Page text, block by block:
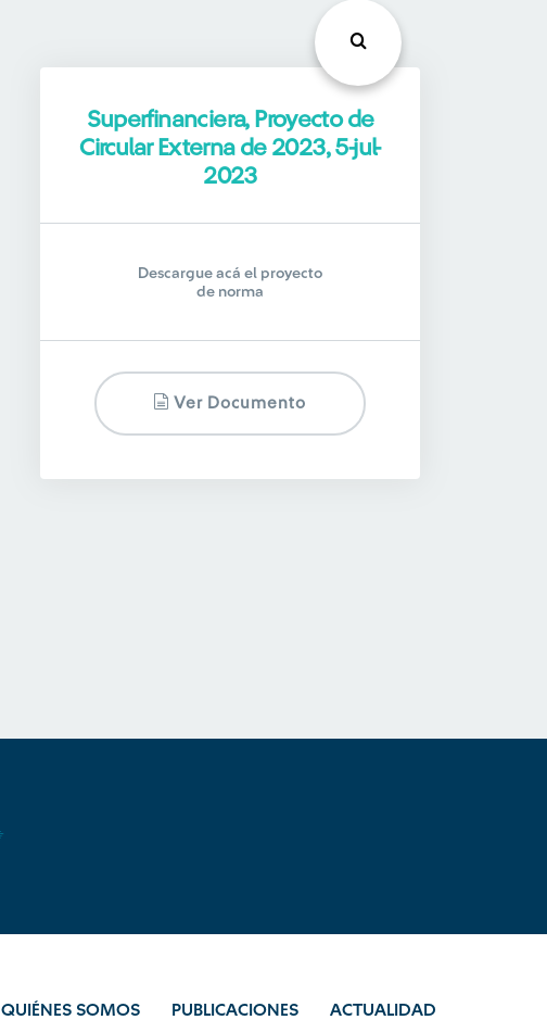
Superfinanciera, Proyecto de
Circular Externa de 2023, 5-jul-
2023
Descargue acá el proyecto
de norma
Ver Documento
QUIÉNES SOMOS PUBLICACIONES ACTUALIDAD